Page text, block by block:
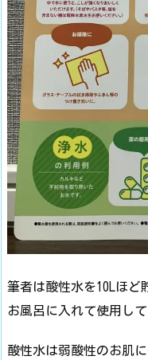
筆者は酸性水を10Lほど
お風呂に入れて使用して
酸性水は弱酸性のお肌